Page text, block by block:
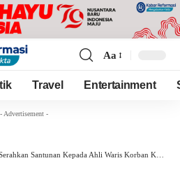
Resizer
Aa
Travel Entertainment
- Advertisement -
Kepada Ahli Waris Korban Kecelakaan Lalu Lintas di Jl. Raya Cilegon – Cibeber